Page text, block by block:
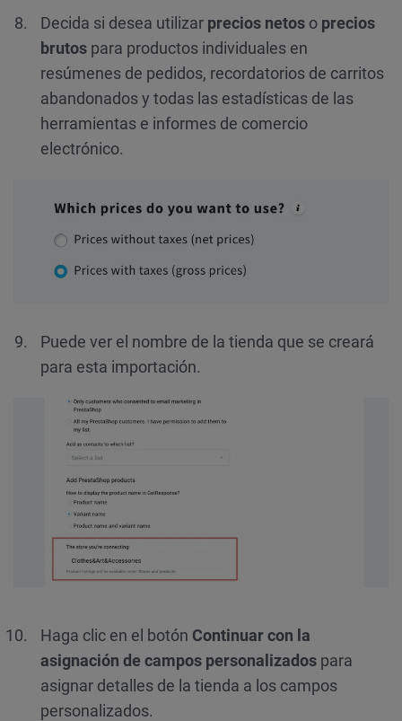
Decida si desea utilizar precios netos o precios
brutos para productos individuales en
resúmenes de pedidos, recordatorios de carritos
abandonados y todas las estadísticas de las
herramientas e informes de comercio
electrónico.
Puede ver el nombre de la tienda que se creará
para esta importación.
Haga clic en el botón Continuar con la
asignación de campos personalizados para
asignar detalles de la tienda a los campos
personalizados.